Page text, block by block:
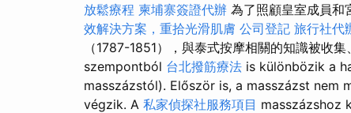
放鬆療程 柬埔寨簽證代辦 為了照顧皇室成員和
效解決方案，重拾光滑肌膚 公司登記 旅行社代
（1787-1851），與泰式按摩相關的知識被收
szempontból 台北撥筋療法 is különbözik a
masszázstól). Először is, a masszázst nem
végzik. A 私家偵探社服務項目 masszázshoz